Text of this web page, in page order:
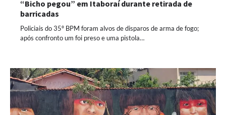
“Bicho pegou” em Itaboraí durante retirada de
barricadas
Policiais do 35º BPM foram alvos de disparos de arma de fogo;
após confronto um foi preso e uma pistola…